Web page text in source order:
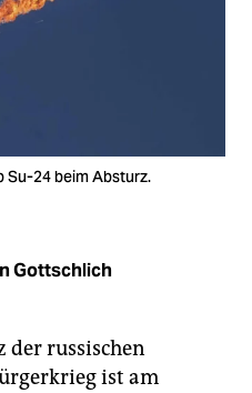
Su-24 beim Absturz.
Gottschlich
der russischen
ist am